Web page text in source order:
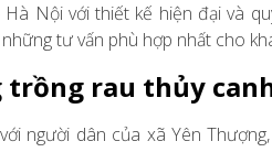
Hà Nội với thiết kế hiện đại và
tư vấn phù hợp nhất cho
trồng rau thủy
người dân của xã Yên